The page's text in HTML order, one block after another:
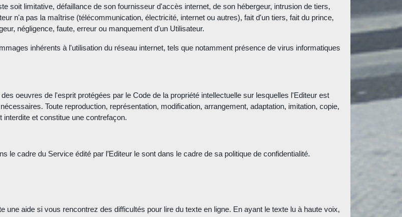
soit limitative, défaillance de son fournisseur d'accès internet, de son hébergeur, intrusion de tiers,
n'a pas la maîtrise (télécommunication, électricité, internet ou autres), fait d'un tiers, fait du prince,
négligence, faute, erreur ou manquement d'un Utilisateur.
inhérents à l'utilisation du réseau internet, tels que notamment présence de virus informatiques
oeuvres de l'esprit protégées par le Code de la propriété intellectuelle sur lesquelles l'Editeur est
Toute reproduction, représentation, modification, arrangement, adaptation, imitation, copie,
et constitue une contrefaçon.
le cadre du Service édité par l’Editeur le sont dans le cadre de sa politique de confidentialité.
une aide si vous rencontrez des difficultés pour lire du texte en ligne. En ayant le texte lu à haute voix,